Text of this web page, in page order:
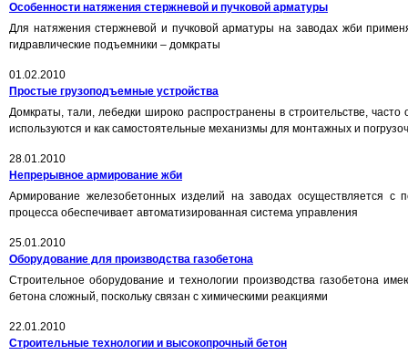
Особенности натяжения стержневой и пучковой арматуры
Для натяжения стержневой и пучковой арматуры на заводах жби
гидравлические подъемники – домкраты
01.02.2010
Простые грузоподъемные устройства
Домкраты, тали, лебедки широко распространены в строительстве,
используются и как самостоятельные механизмы для монтажных и
28.01.2010
Непрерывное армирование жби
Армирование железобетонных изделий на заводах осуществляется с
процесса обеспечивает автоматизированная система управления
25.01.2010
Оборудование для производства газобетона
Строительное оборудование и технологии производства газобетона
бетона сложный, поскольку связан с химическими реакциями
22.01.2010
Строительные технологии и высокопрочный бетон